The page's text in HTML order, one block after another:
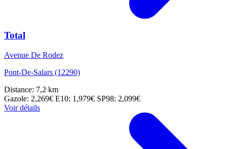
Total
Avenue De Rodez
Pont-De-Salars (12290)
Distance: 7,2 km
Gazole: 2,269€ E10: 1,979€ SP98: 2,099€
Voir détails